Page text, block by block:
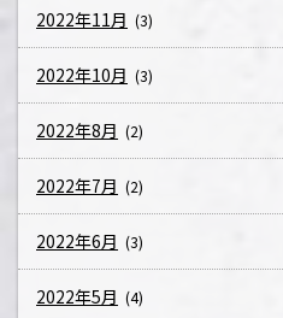
2022年11月 (3)
2022年10月 (3)
2022年8月 (2)
2022年7月 (2)
2022年6月 (3)
2022年5月 (4)